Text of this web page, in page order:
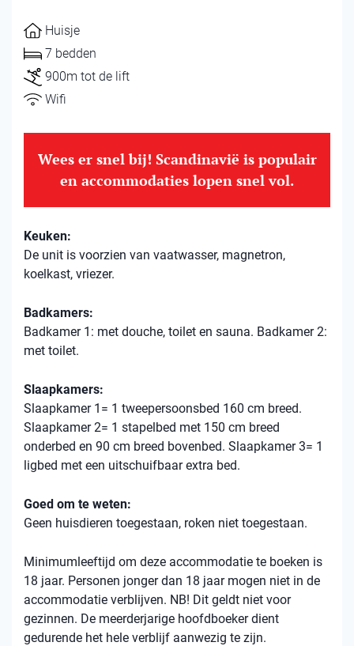
Huisje
7 bedden
900m tot de lift
Wifi
Wees er snel bij! Scandinavië is populair
en accommodaties lopen snel vol.
Keuken:
De unit is voorzien van vaatwasser, magnetron,
koelkast, vriezer.
Badkamers:
Badkamer 1: met douche, toilet en sauna. Badkamer 2:
met toilet.
Slaapkamers:
Slaapkamer 1= 1 tweepersoonsbed 160 cm breed.
Slaapkamer 2= 1 stapelbed met 150 cm breed
onderbed en 90 cm breed bovenbed. Slaapkamer 3= 1
ligbed met een uitschuifbaar extra bed.
Goed om te weten:
Geen huisdieren toegestaan, roken niet toegestaan.
Minimumleeftijd om deze accommodatie te boeken is
18 jaar. Personen jonger dan 18 jaar mogen niet in de
accommodatie verblijven. NB! Dit geldt niet voor
gezinnen. De meerderjarige hoofdboeker dient
gedurende het hele verblijf aanwezig te zijn.